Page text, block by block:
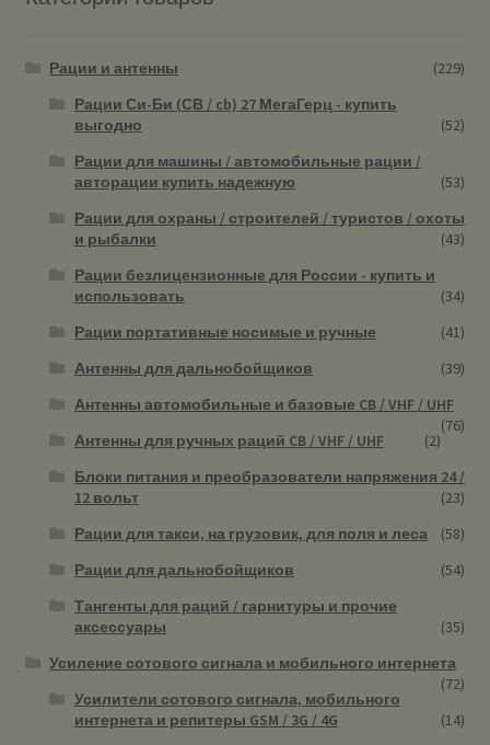
Рации и антенны
(229)
Рации Си-Би (СВ / cb) 27 МегаГерц - купить
выгодно
(52)
Рации для машины / автомобильные рации /
авторации купить надежную
(53)
Рации для охраны / строителей / туристов / охоты
и рыбалки
(43)
Рации безлицензионные для России - купить и
использовать
(34)
Рации портативные носимые и ручные
(41)
Антенны для дальнобойщиков
(39)
Антенны автомобильные и базовые CB / VHF / UHF
(76)
Антенны для ручных раций CB / VHF / UHF
(2)
Блоки питания и преобразователи напряжения 24 /
12 вольт
(23)
Рации для такси, на грузовик, для поля и леса
(58)
Рации для дальнобойщиков
(54)
Тангенты для раций / гарнитуры и прочие
аксессуары
(35)
Усиление сотового сигнала и мобильного интернета
(72)
Усилители сотового сигнала, мобильного
интернета и репитеры GSM / 3G / 4G
(14)